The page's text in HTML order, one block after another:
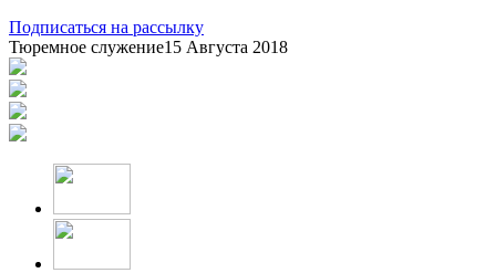
Подписаться на рассылку
Тюремное служение15 Августа 2018